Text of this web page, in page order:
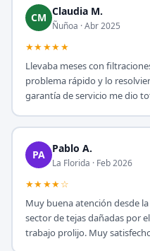
CM Claudia M.
Ñuñoa · Abr 2025
★★★★★
Llevaba meses con
problema rápido y lo
garantía de servicio me dio
PA Pablo A.
La Florida · Feb 2026
★★★★☆
Muy buena atención desde
sector de tejas dañadas por
trabajo prolijo. Muy